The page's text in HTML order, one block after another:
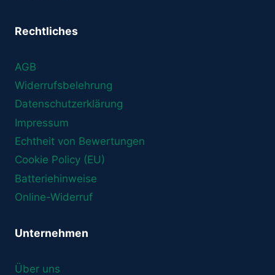
Rechtliches
AGB
Widerrufsbelehrung
Datenschutzerklärung
Impressum
Echtheit von Bewertungen
Cookie Policy (EU)
Batteriehinweise
Online-Widerruf
Unternehmen
Über uns